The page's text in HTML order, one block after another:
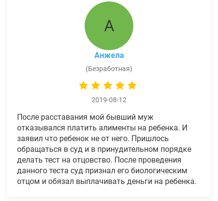
А
Анжела
(Безработная)
2019-08-12
После расставания мой бывший муж
отказывался платить алименты на ребенка. И
заявил что ребенок не от него. Пришлось
обращаться в суд и в принудительном порядке
делать тест на отцовство. После проведения
данного теста суд признал его биологическим
отцом и обязал выплачивать деньги на ребенка.